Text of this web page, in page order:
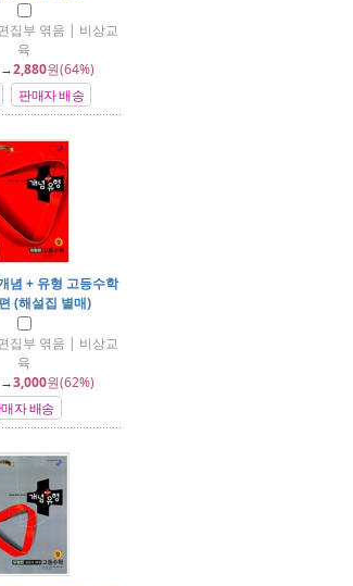
집부 엮음 | 비상교
육
2,880원(64%)
판매자 배송
념 + 유형 고등수학
(해설집 별매)
집부 엮음 | 비상교
육
3,000원(62%)
자 배송